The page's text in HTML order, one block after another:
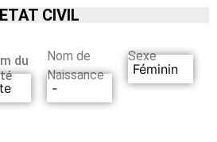
ETAT CIVIL
du
Nom de
Naissance
-
Sexe
Féminin